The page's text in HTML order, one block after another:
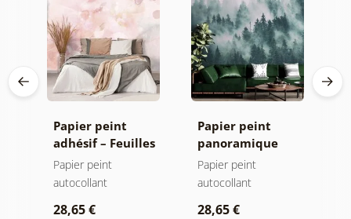
Papier peint
adhésif – Feuilles
avec teinte
pastel
Papier peint
autocollant
28,65 €
Papier peint
panoramique
autocollant –
Forêt dans le
Papier peint
autocollant
28,65 €